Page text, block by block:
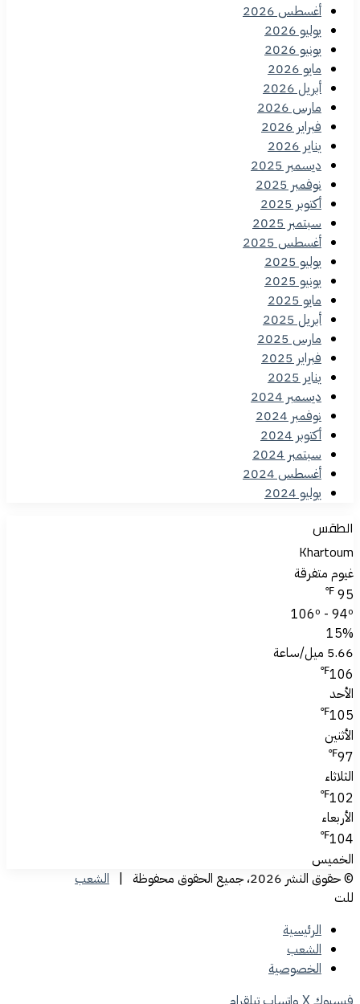
أغسطس 2026
يوليو 2026
يونيو 2026
مايو 2026
أبريل 2026
مارس 2026
فبراير 2026
يناير 2026
ديسمبر 2025
نوفمبر 2025
أكتوبر 2025
سبتمبر 2025
أغسطس 2025
يوليو 2025
يونيو 2025
مايو 2025
أبريل 2025
مارس 2025
فبراير 2025
يناير 2025
ديسمبر 2024
نوفمبر 2024
أكتوبر 2024
سبتمبر 2024
أغسطس 2024
يوليو 2024
الطقس
Khartoum
غيوم متفرقة
95
℉
106º - 94º
15%
5.66 ميل/ساعة
106
℉
الأحد
105
℉
الأثنين
97
℉
الثلاثاء
102
℉
الأربعاء
104
℉
الخميس
© حقوق النشر 2026، جميع الحقوق محفوظة |
الشعب
للت
الرئيسية
الشعب
الخصوصية